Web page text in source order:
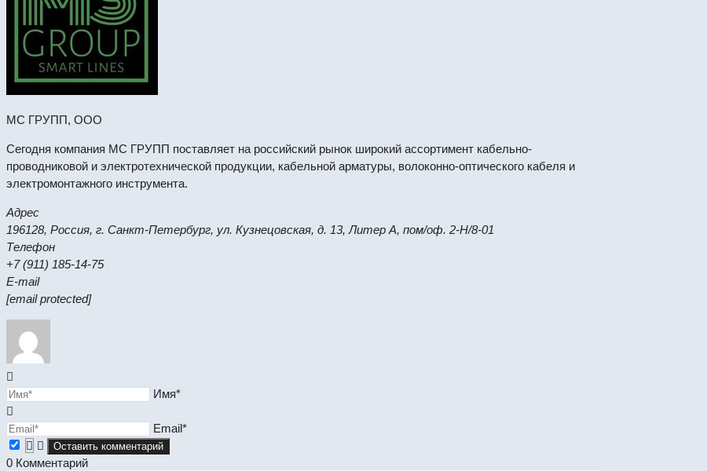
МС ГРУПП, ООО
Сегодня компания МС ГРУПП поставляет на российский рынок широкий ассортимент кабельно-
проводниковой и электротехнической продукции, кабельной арматуры, волоконно-оптического кабеля и
электромонтажного инструмента.
Адрес
196128, Россия, г. Санкт-Петербург, ул. Кузнецовская, д. 13, Литер А, пом/оф. 2-Н/8-01
Телефон
+7 (911) 185-14-75
E-mail
[email protected]
Имя*
Email*
0 Комментарий